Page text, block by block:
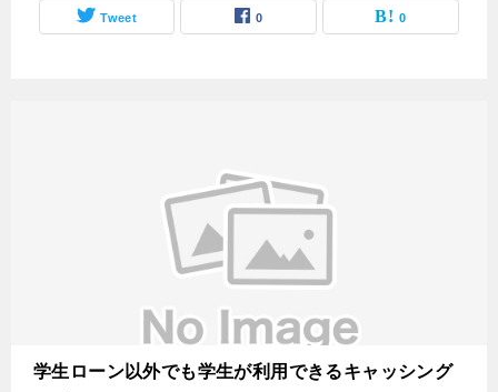
Tweet 0 0
学生ローン以外でも学生が利用できるキャッシング